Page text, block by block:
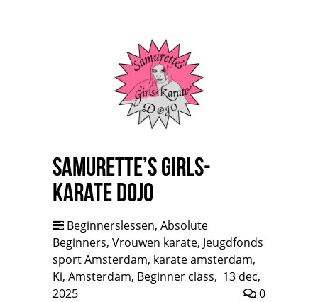
Samurette’s Girls-
Karate Dojo
Beginnerslessen, Absolute
Beginners, Vrouwen karate, Jeugdfonds
sport Amsterdam, karate amsterdam,
Ki, Amsterdam, Beginner class, 13 dec,
2025
0